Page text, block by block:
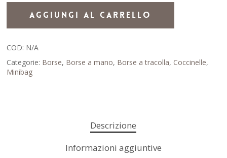
Aggiungi Al Carrello
COD: N/A
Categorie: Borse, Borse a mano, Borse a tracolla, Coccinelle,
Minibag
Descrizione
Informazioni aggiuntive